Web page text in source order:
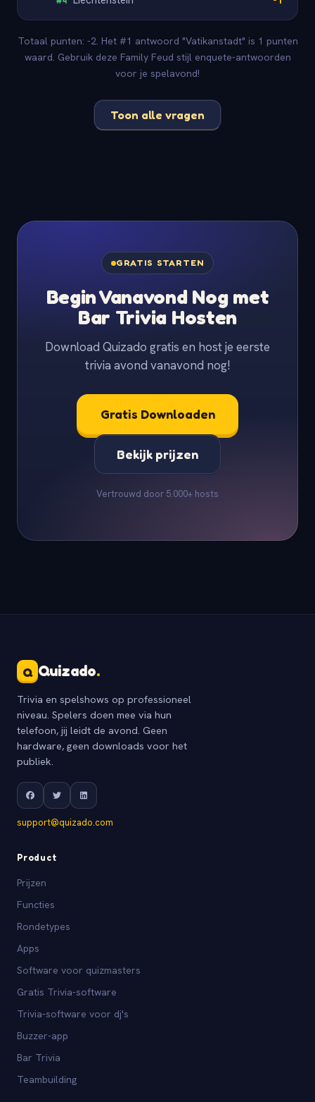
Totaal punten: -2. Het #1 antwoord "Vatikanstadt" is 1 punten
waard. Gebruik deze Family Feud stijl enquete-antwoorden
voor je spelavond!
Toon alle vragen
GRATIS STARTEN
Begin Vanavond Nog met
Bar Trivia Hosten
Download Quizado gratis en host je eerste
trivia avond vanavond nog!
Gratis Downloaden
Bekijk prijzen
Vertrouwd door 5.000+ hosts
Q Quizado.
Trivia en spelshows op professioneel
niveau. Spelers doen mee via hun
telefoon, jij leidt de avond. Geen
hardware, geen downloads voor het
publiek.
support@quizado.com
Product
Prijzen
Functies
Rondetypes
Apps
Software voor quizmasters
Gratis Trivia-software
Trivia-software voor dj's
Buzzer-app
Bar Trivia
Teambuilding